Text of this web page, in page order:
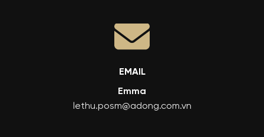
EMAIL
Emma
lethu.posm@adong.com.vn